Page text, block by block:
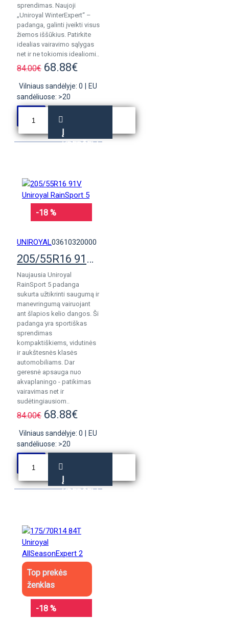
sprendimas. Naujoji
„Uniroyal WinterExpert“ –
padanga, galinti įveikti visus
žiemos iššūkius. Patirkite
idealias vairavimo sąlygas
net ir ne tokiomis idealiomi..
84.00€ 68.88€
Vilniaus sandėlyje: 0
EU
sandėliuose: >20
Į
KREPŠELĮ
-18 %
UNIROYAL03610320000
205/55R16 91V Uniroyal RainSport 5
Naujausia Uniroyal
RainSport 5 padanga
sukurta užtikrinti saugumą ir
manevringumą vairuojant
ant šlapios kelio dangos. Ši
padanga yra sportiškas
sprendimas
kompaktiškiems, vidutinės
ir aukštesnės klasės
automobiliams. Dar
geresnė apsauga nuo
akvaplaningo - patikimas
vairavimas net ir
sudėtingiausiom..
84.00€ 68.88€
Vilniaus sandėlyje: 0
EU
sandėliuose: >20
Į
KREPŠELĮ
Top prekės
ženklas
-18 %